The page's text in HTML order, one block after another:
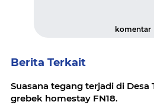
komentar
Berita Terkait
Suasana tegang terjadi di Desa
grebek homestay FN18.